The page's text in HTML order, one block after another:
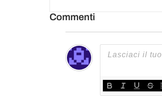
Commenti